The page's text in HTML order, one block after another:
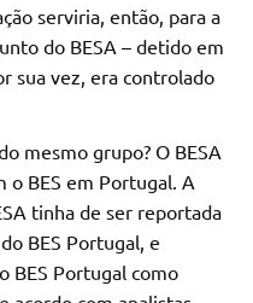
serviria, então, para a
do BESA – detido em
sua vez, era controlado
mesmo grupo? O BESA
o BES em Portugal. A
tinha de ser reportada
BES Portugal, e
BES Portugal como